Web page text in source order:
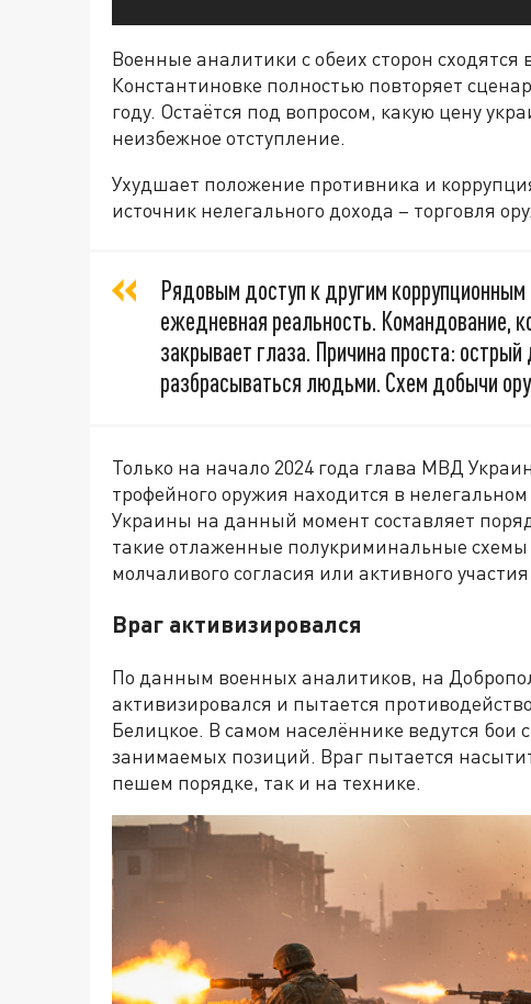
Военные аналитики с обеих сторон сходятся
Константиновке полностью повторяет
году. Остаётся под вопросом, какую цену
неизбежное отступление.
Ухудшает положение противника и
источник нелегального дохода – торговля
Рядовым доступ к другим
ежедневная реальность. Командование,
закрывает глаза. Причина проста:
разбрасываться людьми. Схем добычи
Только на начало 2024 года глава МВД
трофейного оружия находится в
Украины на данный момент составляет
такие отлаженные полукриминальные схемы
молчаливого согласия или активного
Враг активизировался
По данным военных аналитиков, на
активизировался и пытается
Белицкое. В самом населённике ведутся
занимаемых позиций. Враг пытается
пешем порядке, так и на технике.